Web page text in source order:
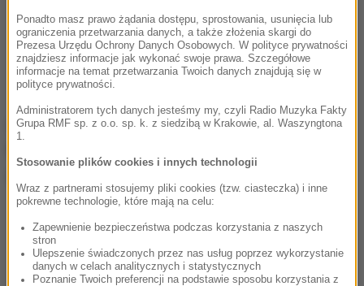
Odwet na Polakach wziął jednak Portugalczyk
Ponadto masz prawo żądania dostępu, sprostowania, usunięcia lub
ograniczenia przetwarzania danych, a także złożenia skargi do
Prezesa Urzędu Ochrony Danych Osobowych. W polityce prywatności
znajdziesz informacje jak wykonać swoje prawa. Szczegółowe
informacje na temat przetwarzania Twoich danych znajdują się w
polityce prywatności.
Administratorem tych danych jesteśmy my, czyli Radio Muzyka Fakty
Grupa RMF sp. z o.o. sp. k. z siedzibą w Krakowie, al. Waszyngtona
1.
Stosowanie plików cookies i innych technologii
Wraz z partnerami stosujemy pliki cookies (tzw. ciasteczka) i inne
pokrewne technologie, które mają na celu:
Zapewnienie bezpieczeństwa podczas korzystania z naszych
stron
Ulepszenie świadczonych przez nas usług poprzez wykorzystanie
danych w celach analitycznych i statystycznych
Poznanie Twoich preferencji na podstawie sposobu korzystania z